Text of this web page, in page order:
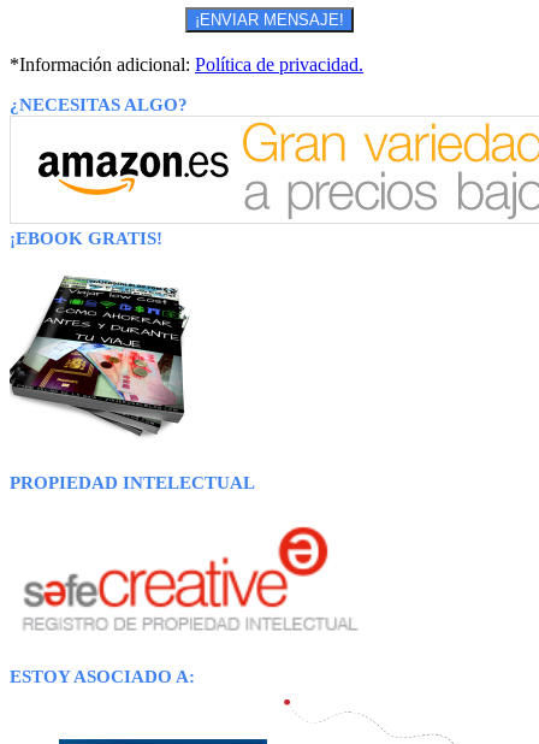
*Información adicional: Política de privacidad.
¿NECESITAS ALGO?
¡EBOOK GRATIS!
PROPIEDAD INTELECTUAL
ESTOY ASOCIADO A: